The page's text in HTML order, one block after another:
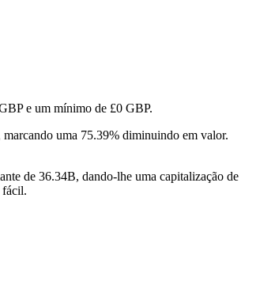
e um mínimo de £0 GBP.
uma 75.39% diminuindo em valor.
de 36.34B, dando-lhe uma capitalização de
fácil.